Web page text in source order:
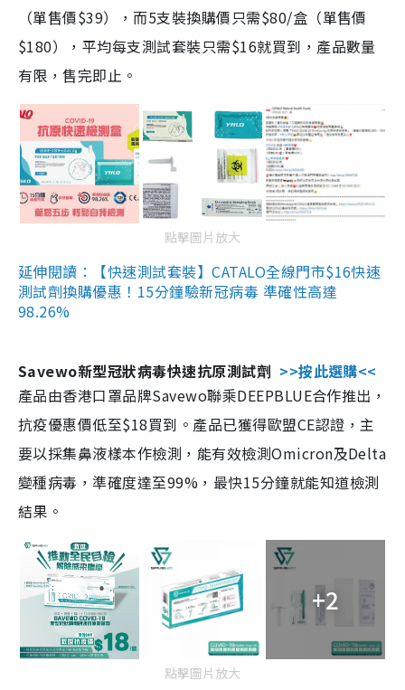
（單售價$39），而5支裝換購價只需$80/盒（單售價
$180），平均每支測試套裝只需$16就買到，產品數量
有限，售完即止。
點擊圖片放大
延伸閱讀：【快速測試套裝】CATALO全線門市$16快速
測試劑換購優惠！15分鐘驗新冠病毒 準確性高達
98.26%
Savewo新型冠狀病毒快速抗原測試劑 >>按此選購<<
產品由香港口罩品牌Savewo聯乘DEEPBLUE合作推出，
抗疫優惠價低至$18買到。產品已獲得歐盟CE認證，主
要以採集鼻液樣本作檢測，能有效檢測Omicron及Delta
變種病毒，準確度達至99%，最快15分鐘就能知道檢測
結果。
+2
點擊圖片放大